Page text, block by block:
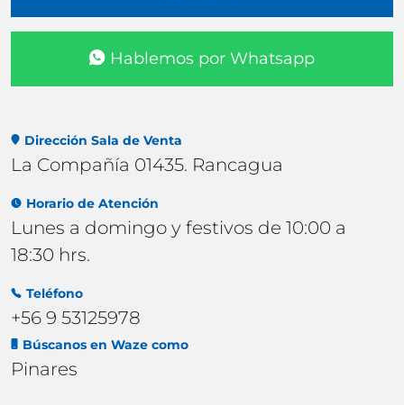
Dirección Sala de Venta
La Compañía 01435. Rancagua
Horario de Atención
Lunes a domingo y festivos de 10:00 a
18:30 hrs.
Teléfono
+56 9 53125978
Búscanos en Waze como
Pinares
Hablemos por Whatsapp